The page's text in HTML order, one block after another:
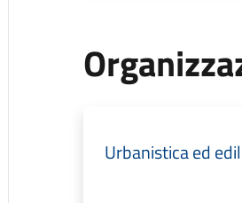
Urbanistica ed